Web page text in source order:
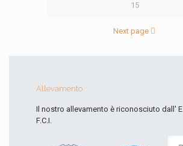
15
Next page
Allevamento
Il nostro allevamento è riconosciuto dall'
F.C.I.